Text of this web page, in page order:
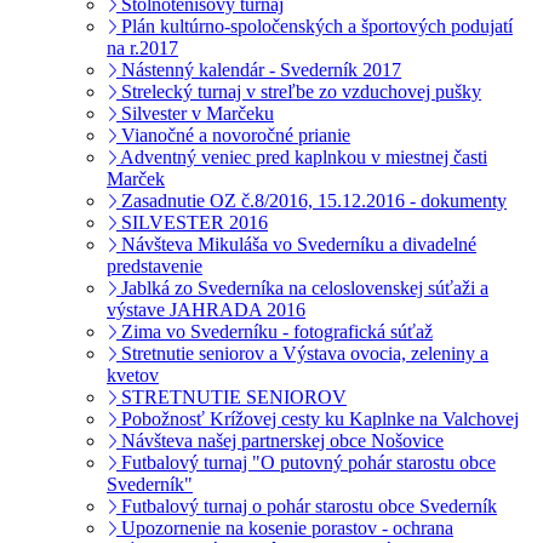
Plán kultúrno-spoločenských a športových podujatí
na r.2017
Nástenný kalendár - Svederník 2017
Strelecký turnaj v streľbe zo vzduchovej pušky
Silvester v Marčeku
Vianočné a novoročné prianie
Adventný veniec pred kaplnkou v miestnej časti
Marček
Zasadnutie OZ č.8/2016, 15.12.2016 - dokumenty
SILVESTER 2016
Návšteva Mikuláša vo Svederníku a divadelné
predstavenie
Jablká zo Svederníka na celoslovenskej súťaži a
výstave JAHRADA 2016
Zima vo Svederníku - fotografická súťaž
Stretnutie seniorov a Výstava ovocia, zeleniny a
kvetov
STRETNUTIE SENIOROV
Pobožnosť Krížovej cesty ku Kaplnke na Valchovej
Návšteva našej partnerskej obce Nošovice
Futbalový turnaj "O putovný pohár starostu obce
Svederník"
Futbalový turnaj o pohár starostu obce Svederník
Upozornenie na kosenie porastov - ochrana